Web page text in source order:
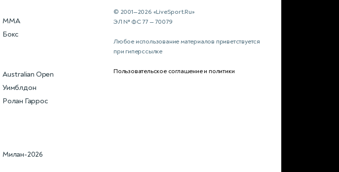
MMA
Бокс
Australian Open
Уимблдон
Ролан Гаррос
Милан-2026
© 2001—2026 «LiveSport.Ru»
ЭЛ № ФС 77 — 70079
Любое использование материалов приветствуется
при гиперссылке
Пользовательское соглашение и политики